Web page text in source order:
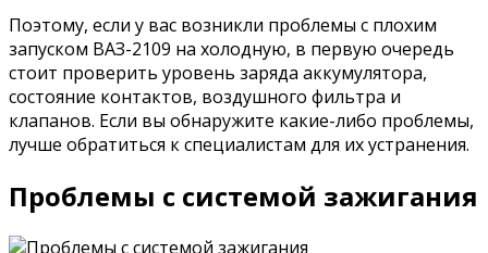
Поэтому, если у вас возникли проблемы с плохим
запуском ВАЗ-2109 на холодную, в первую очередь
стоит проверить уровень заряда аккумулятора,
состояние контактов, воздушного фильтра и
клапанов. Если вы обнаружите какие-либо проблемы,
лучше обратиться к специалистам для их устранения.
Проблемы с системой зажигания